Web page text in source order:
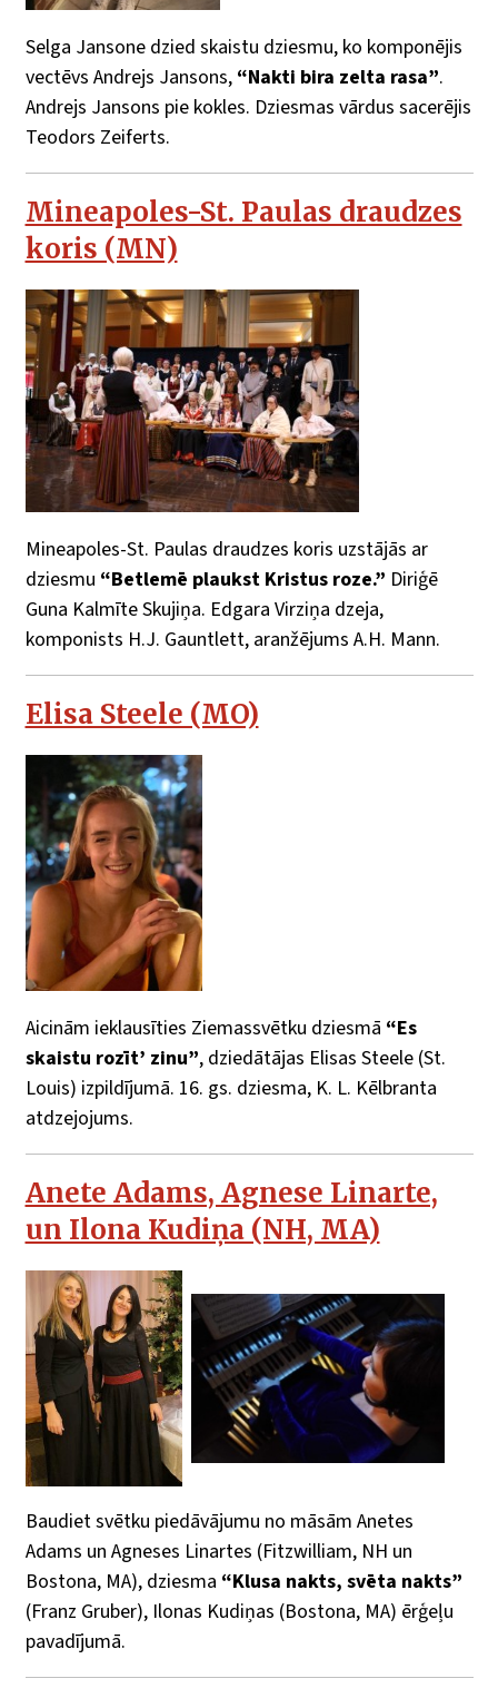
Selga Jansone dzied skaistu dziesmu, ko komponējis
vectēvs Andrejs Jansons, “Nakti bira zelta rasa”.
Andrejs Jansons pie kokles. Dziesmas vārdus sacerējis
Teodors Zeiferts.
Mineapoles-St. Paulas draudzes
koris (MN)
Mineapoles-St. Paulas draudzes koris uzstājās ar
dziesmu “Betlemē plaukst Kristus roze.” Diriģē
Guna Kalmīte Skujiņa. Edgara Virziņa dzeja,
komponists H.J. Gauntlett, aranžējums A.H. Mann.
Elisa Steele (MO)
Aicinām ieklausīties Ziemassvētku dziesmā “Es
skaistu rozīt’ zinu”, dziedātājas Elisas Steele (St.
Louis) izpildījumā. 16. gs. dziesma, K. L. Kēlbranta
atdzejojums.
Anete Adams, Agnese Linarte,
un Ilona Kudiņa (NH, MA)
Baudiet svētku piedāvājumu no māsām Anetes
Adams un Agneses Linartes (Fitzwilliam, NH un
Bostona, MA), dziesma “Klusa nakts, svēta nakts”
(Franz Gruber), Ilonas Kudiņas (Bostona, MA) ērģeļu
pavadījumā.